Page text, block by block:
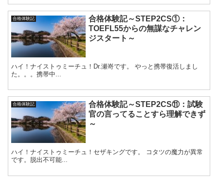
合格体験記
合格体験記～STEP2CS①：
TOEFL55からの無謀なチャレン
ジスタート～
ハイ！ナイストゥミーチュ！Dr.瀬嵜です。 やっと携帯復活しまし
た。。。携帯中...
合格体験記
合格体験記～STEP2CS⑪：試験
官の言ってることすら理解できず
～
ハイ！ナイストゥミーチュ！セザキングです。 コタツの魔力が異常
です。脱出不可能...